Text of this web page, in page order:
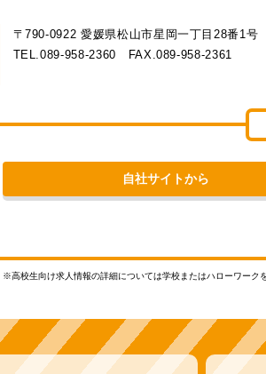
〒790-0922 愛媛県松山市星岡一丁目28番1号
TEL.089-958-2360
FAX.089-958-2361
自社サイトから
※高校生向け求人情報の詳細については学校またはハローワー